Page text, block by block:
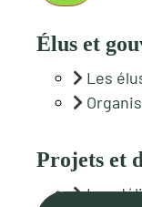
Élus et
Les
Projets et
Les